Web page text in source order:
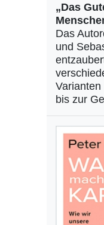
„Das
Das
und
bis zur